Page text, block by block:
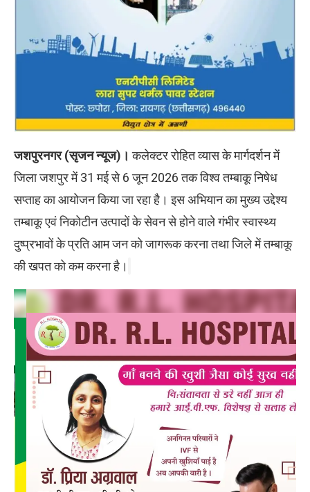
जशपुरनगर (सृजन न्यूज)। कलेक्टर रोहित व्यास के मार्गदर्शन में
जिला जशपुर में 31 मई से 6 जून 2026 तक विश्व तम्बाकू निषेध
सप्ताह का आयोजन किया जा रहा है। इस अभियान का मुख्य उद्देश्य
तम्बाकू एवं निकोटीन उत्पादों के सेवन से होने वाले गंभीर स्वास्थ्य
दुष्प्रभावों के प्रति आम जन को जागरूक करना तथा जिले में तम्बाकू
की खपत को कम करना है।